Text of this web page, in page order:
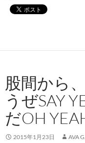
股間から
うぜSAY
だOH
2015年1月23日 AVA